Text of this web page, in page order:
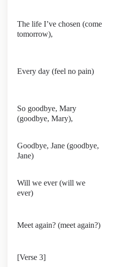
The life I’ve chosen (come
tomorrow),
Every day (feel no pain)
So goodbye, Mary
(goodbye, Mary),
Goodbye, Jane (goodbye,
Jane)
Will we ever (will we
ever)
Meet again? (meet again?)
[Verse 3]